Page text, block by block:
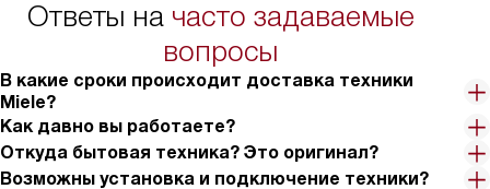
Ответы на часто задаваемые
вопросы
В какие сроки происходит доставка техники
Miele?
Как давно вы работаете?
Откуда бытовая техника? Это оригинал?
Возможны установка и подключение техники?